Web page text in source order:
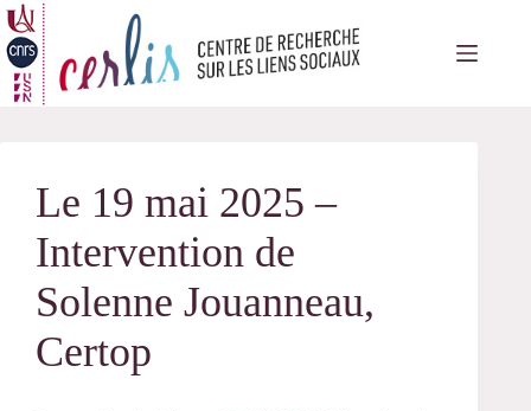
Passer
au
contenu
Le 19 mai 2025 –
Intervention de
Solenne Jouanneau,
Certop